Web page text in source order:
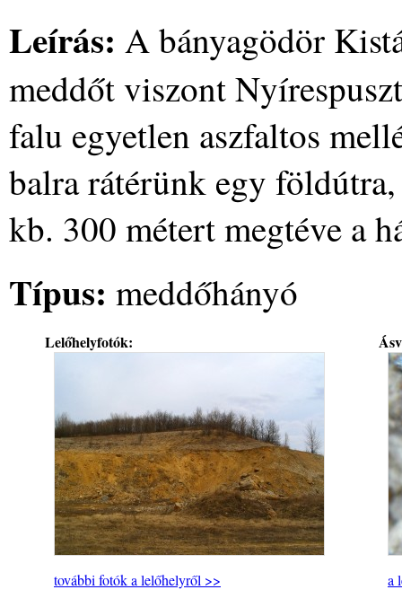
Leírás: A bányagödör
meddőt viszont
falu egyetlen aszfaltos
balra rátérünk egy
kb. 300 métert megtéve a
Típus: meddőhányó
Lelőhelyfotók:
további fotók a lelőhelyről >> a